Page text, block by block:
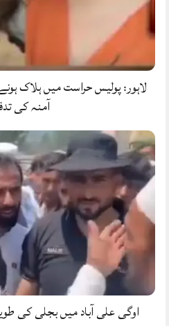
لاہور: پولیس حراست میں ہلاک
آمنہ کی
اوگی علی آباد میں بجلی کی